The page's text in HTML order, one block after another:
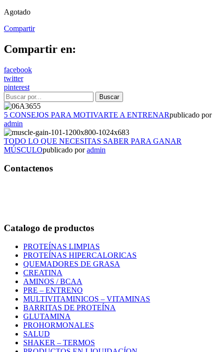
Agotado
Compartir
Compartir en:
facebook
twitter
pinterest
5 CONSEJOS PARA MOTIVARTE A ENTRENARpublicado por
admin
TODO LO QUE NECESITAS SABER PARA GANAR
MÚSCULOpublicado poradmin
Contactenos
Catalogo de productos
PROTEÍNAS LIMPIAS
PROTEÍNAS HIPERCALORICAS
QUEMADORES DE GRASA
CREATINA
AMINOS / BCAA
PRE – ENTRENO
MULTIVITAMINICOS – VITAMINAS
BARRITAS DE PROTEÍNA
GLUTAMINA
PROHORMONALES
SALUD
SHAKER – TERMOS